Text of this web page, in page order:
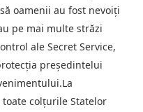
oamenii au fost nevoiți
pe mai multe străzi
ale Secret Service,
președintelui
colțurile Statelor